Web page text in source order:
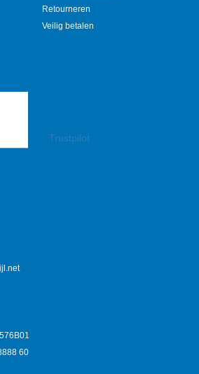
Retourneren
Veilig betalen
Trustpilot
60